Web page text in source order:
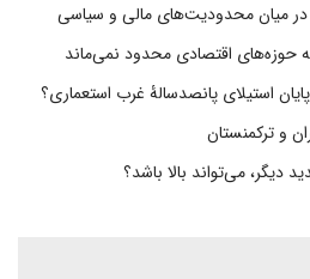
در میان محدودیت‌های مالی و سیاسی
حوزه‌های اقتصادی محدود نمی‌ماند
استیلای پانصدسالۀ غرب استعماری؟
و ترکمنستان
می‌تواند بالا باشد؟